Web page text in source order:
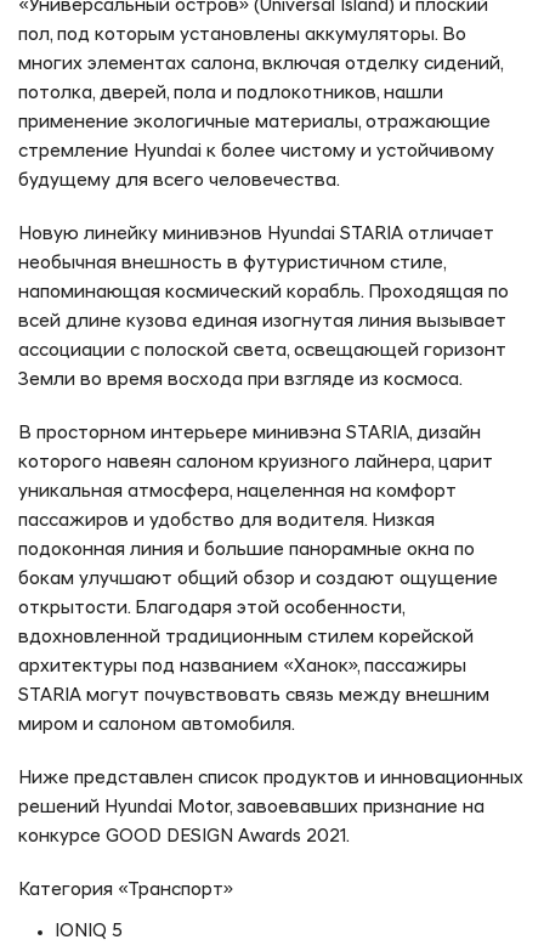
«Универсальный остров» (Universal Island) и плоский
пол, под которым установлены аккумуляторы. Во
многих элементах салона, включая отделку сидений,
потолка, дверей, пола и подлокотников, нашли
применение экологичные материалы, отражающие
стремление Hyundai к более чистому и устойчивому
будущему для всего человечества.
Новую линейку минивэнов Hyundai STARIA отличает
необычная внешность в футуристичном стиле,
напоминающая космический корабль. Проходящая по
всей длине кузова единая изогнутая линия вызывает
ассоциации с полоской света, освещающей горизонт
Земли во время восхода при взгляде из космоса.
В просторном интерьере минивэна STARIA, дизайн
которого навеян салоном круизного лайнера, царит
уникальная атмосфера, нацеленная на комфорт
пассажиров и удобство для водителя. Низкая
подоконная линия и большие панорамные окна по
бокам улучшают общий обзор и создают ощущение
открытости. Благодаря этой особенности,
вдохновленной традиционным стилем корейской
архитектуры под названием «Ханок», пассажиры
STARIA могут почувствовать связь между внешним
миром и салоном автомобиля.
Ниже представлен список продуктов и инновационных
решений Hyundai Motor, завоевавших признание на
конкурсе GOOD DESIGN Awards 2021.
Категория «Транспорт»
IONIQ 5
Консультация по кредиту
Оставьте заявку и получите бесплатную
консультацию нашего специалиста.
Ваше имя *
Номер телефона *
Согласие на сбор и обработку данных
ОТПРАВИТЬ ЗАЯВКУ
Предложение не является публичной офертой